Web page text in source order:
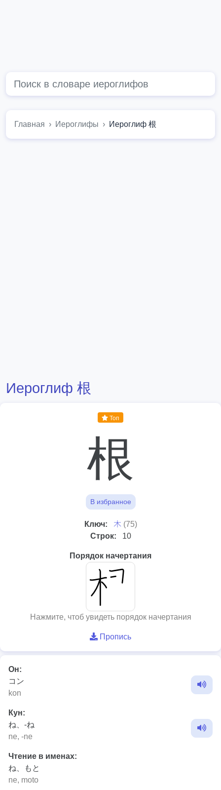
Главная Иероглифы Иероглиф 根
Иероглиф 根
Топ
根
В избранное
Ключ: ⽊ (75)
Строк:
10
Порядок начертания
Нажмите, чтоб увидеть порядок начертания
Пропись
Он:
コン
kon
Кун:
ね、-ね
ne, -ne
Чтение в именах:
ね、もと
ne, moto